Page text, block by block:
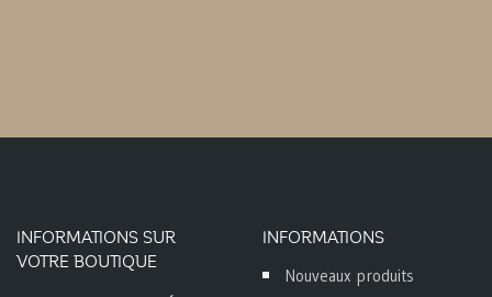
INFORMATIONS SUR
VOTRE BOUTIQUE
INFORMATIONS
Nouveaux produits